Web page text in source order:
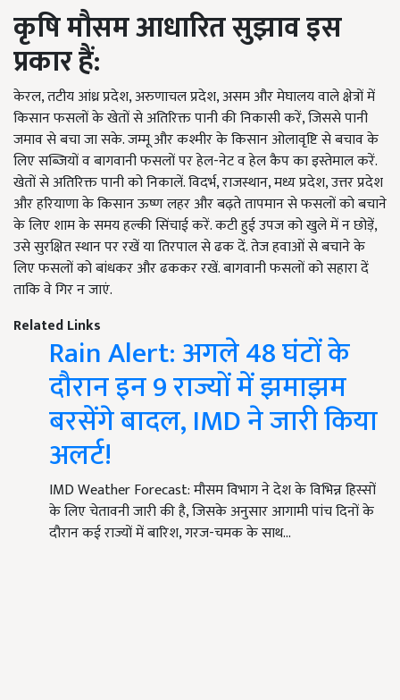
कृषि मौसम आधारित सुझाव इस
प्रकार हैं:
केरल, तटीय आंध्र प्रदेश, अरुणाचल प्रदेश, असम और मेघालय वाले क्षेत्रों में
किसान फसलों के खेतों से अतिरिक्त पानी की निकासी करें, जिससे पानी
जमाव से बचा जा सके. जम्मू और कश्मीर के किसान ओलावृष्टि से बचाव के
लिए सब्जियों व बागवानी फसलों पर हेल-नेट व हेल कैप का इस्तेमाल करें.
खेतों से अतिरिक्त पानी को निकालें. विदर्भ, राजस्थान, मध्य प्रदेश, उत्तर प्रदेश
और हरियाणा के किसान ऊष्ण लहर और बढ़ते तापमान से फसलों को बचाने
के लिए शाम के समय हल्की सिंचाई करें. कटी हुई उपज को खुले में न छोड़ें,
उसे सुरक्षित स्थान पर रखें या तिरपाल से ढक दें. तेज हवाओं से बचाने के
लिए फसलों को बांधकर और ढककर रखें. बागवानी फसलों को सहारा दें
ताकि वे गिर न जाएं.
Related Links
Rain Alert: अगले 48 घंटों के
दौरान इन 9 राज्यों में झमाझम
बरसेंगे बादल, IMD ने जारी किया
अलर्ट!
IMD Weather Forecast: मौसम विभाग ने देश के विभिन्न हिस्सों
के लिए चेतावनी जारी की है, जिसके अनुसार आगामी पांच दिनों के
दौरान कई राज्यों में बारिश, गरज-चमक के साथ…